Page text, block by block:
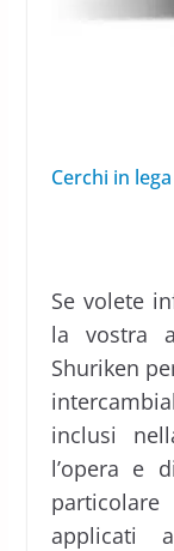
Cerchi in
Se volete
la vostra
Shuriken
inclusi
l’opera e
applicati